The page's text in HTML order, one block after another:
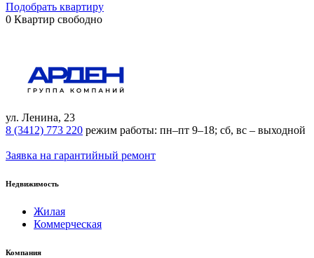
Подобрать квартиру
0 Квартир свободно
ул. Ленина, 23
8 (3412) 773 220 режим работы: пн–пт 9–18; сб, вс – выходной
Заявка на гарантийный ремонт
Недвижимость
Жилая
Коммерческая
Компания